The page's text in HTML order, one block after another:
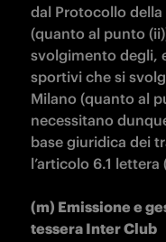
dal Protocollo della
(quanto al punto
svolgimento degli,
sportivi che si
Milano (quanto al
necessitano
base giuridica dei
l’articolo 6.1 lettera
(m) Emissione e
tessera Inter Club